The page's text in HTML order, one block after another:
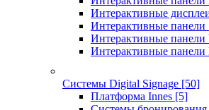
Интерактивные
Интерактивные панели
Интерактивные
Интерактивные панели
Системы Digital Signage [50]
Платформа Innes [5]